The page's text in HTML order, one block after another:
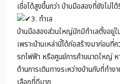
เชื่อได้สูงขึ้นกว่า บ้านมือสองที่ยังไม่ได้
3. ทำเล
บ้านมือสองส่วนใหญ่มักมีทำเลตั้งอยู่ใ
เพราะบ้านเหล่านี้ได้ก่อสร้างมาก่อนที่
รถไฟฟ้า หรือศูนย์การค้าขนาดใหญ่ ห
ด้านการเดินทางระหว่างบ้านกับที่ทำง